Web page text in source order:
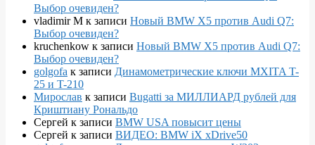
Выбор очевиден?
vladimir M к записи Новый BMW X5 против Audi Q7:
Выбор очевиден?
kruchenkow к записи Новый BMW X5 против Audi Q7:
Выбор очевиден?
golgofa к записи Динамометрические ключи MXITA T-
25 и T-210
Мирослав к записи Bugatti за МИЛЛИАРД рублей для
Криштиану Рональдо
Сергей к записи BMW USA повысит цены
Сергей к записи ВИДЕО: BMW iX xDrive50